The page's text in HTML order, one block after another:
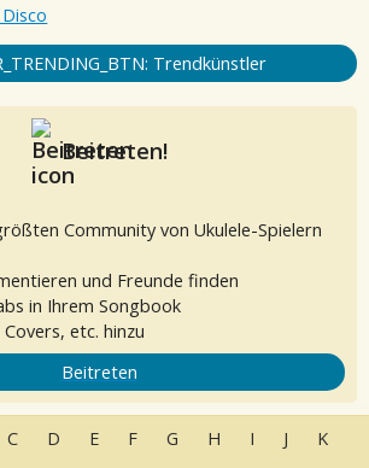
Trendkünstler
Beitreten!
Community von Ukulele-Spielern
und Freunde finden
in Ihrem Songbook
etc. hinzu
Beitreten
C D E F G H I J K